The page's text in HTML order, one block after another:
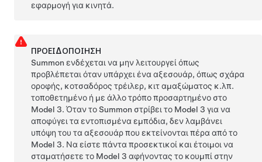
εφαρμογή για κινητά.
ΠΡΟΕΙΔΟΠΟΊΗΣΗ
Summon ενδέχεται να μην λειτουργεί όπως
προβλέπεται όταν υπάρχει ένα αξεσουάρ, όπως σχάρα
οροφής, κοτσαδόρος τρέιλερ, κιτ αμαξώματος κ.λπ.
τοποθετημένο ή με άλλο τρόπο προσαρτημένο στο
Model 3. Όταν τοSummon στρίβει το Model 3 για να
αποφύγει τα εντοπισμένα εμπόδια, δεν λαμβάνει
υπόψη του τα αξεσουάρ που εκτείνονται πέρα από το
Model 3. Να είστε πάντα προσεκτικοί και έτοιμοι να
σταματήσετε το Model 3 αφήνοντας το κουμπί στην